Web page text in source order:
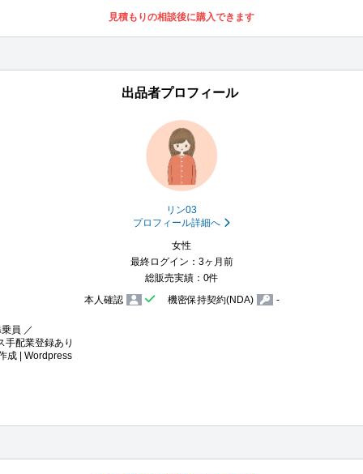
見積もりの相談後に購入できます
出品者プロフィール
リン03
プロフィール詳細へ
女性
最終ログイン：3ヶ月前
総販売実績：0件
本人確認
機密保持契約(NDA) -
員 ／⁡
配業登録あり⁡
成 | Wordpress